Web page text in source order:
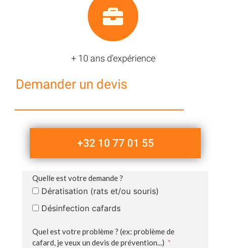
+ 10 ans d'expérience
Demander un devis
+32 10 77 01 55
Quelle est votre demande ?
Dératisation (rats et/ou souris)
Désinfection cafards
Quel est votre problème ? (ex: problème de
cafard, je veux un devis de prévention...)